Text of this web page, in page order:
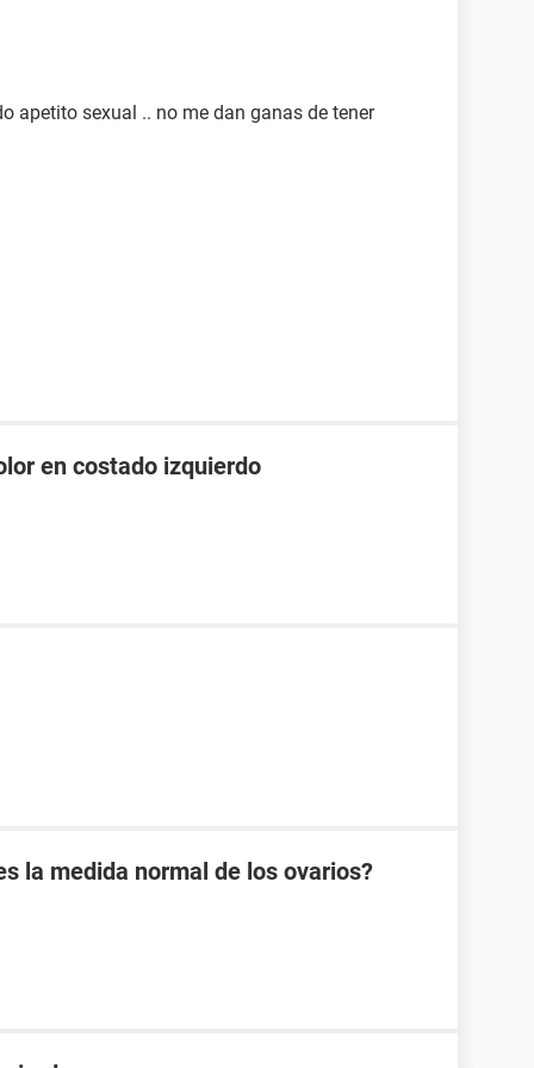
apetito sexual .. no me dan ganas de tener
en costado izquierdo
la medida normal de los ovarios?